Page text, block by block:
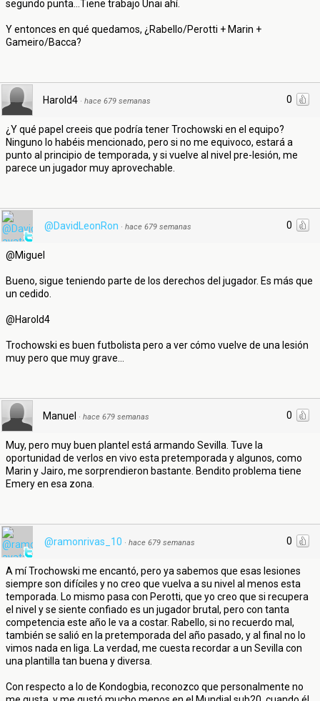
segundo punta...Tiene trabajo Unai ahí.
Y entonces en qué quedamos, ¿Rabello/Perotti + Marin +
Gameiro/Bacca?
0
Harold4 · hace 679 semanas
¿Y qué papel creeis que podría tener Trochowski en el equipo?
Ninguno lo habéis mencionado, pero si no me equivoco, estará a
punto al principio de temporada, y si vuelve al nivel pre-lesión, me
parece un jugador muy aprovechable.
0
@DavidLeonRon · hace 679 semanas
@Miguel
Bueno, sigue teniendo parte de los derechos del jugador. Es más que
un cedido.
@Harold4
Trochowski es buen futbolista pero a ver cómo vuelve de una lesión
muy pero que muy grave...
0
Manuel · hace 679 semanas
Muy, pero muy buen plantel está armando Sevilla. Tuve la
oportunidad de verlos en vivo esta pretemporada y algunos, como
Marin y Jairo, me sorprendieron bastante. Bendito problema tiene
Emery en esa zona.
0
@ramonrivas_10 · hace 679 semanas
A mí Trochowski me encantó, pero ya sabemos que esas lesiones
siempre son difíciles y no creo que vuelva a su nivel al menos esta
temporada. Lo mismo pasa con Perotti, que yo creo que si recupera
el nivel y se siente confiado es un jugador brutal, pero con tanta
competencia este año le va a costar. Rabello, si no recuerdo mal,
también se salió en la pretemporada del año pasado, y al final no lo
vimos nada en liga. La verdad, me cuesta recordar a un Sevilla con
una plantilla tan buena y diversa.
Con respecto a lo de Kondogbia, reconozco que personalmente no